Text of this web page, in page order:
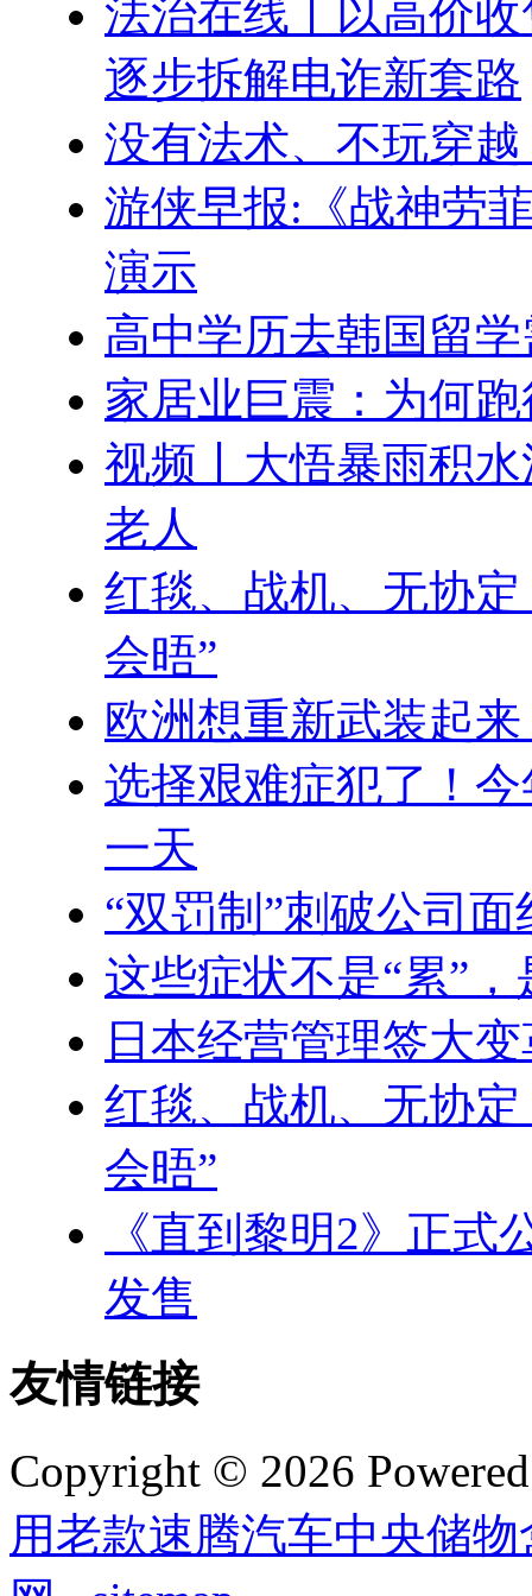
法治在线丨以高价
逐步拆解电诈新套路
没有法术、不玩穿
游侠早报:《战神劳
演示
高中学历去韩国留
家居业巨震：为何
视频丨大悟暴雨积
老人
红毯、战机、无协
会晤”
欧洲想重新武装起
选择艰难症犯了！
一天
“双罚制”刺破公司
这些症状不是“累”
日本经营管理签大
红毯、战机、无协
会晤”
《直到黎明2》正式
发售
友情链接
Copyright © 2026
用老款速腾汽车中央储